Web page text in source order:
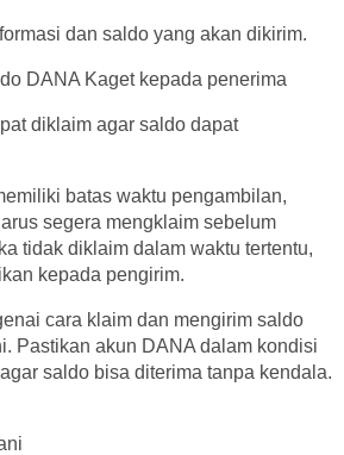
dan saldo yang akan dikirim.
DANA Kaget kepada penerima
diklaim agar saldo dapat
batas waktu pengambilan,
segera mengklaim sebelum
tidak diklaim dalam waktu tertentu,
kepada pengirim.
cara klaim dan mengirim saldo
Pastikan akun DANA dalam kondisi
saldo bisa diterima tanpa kendala.